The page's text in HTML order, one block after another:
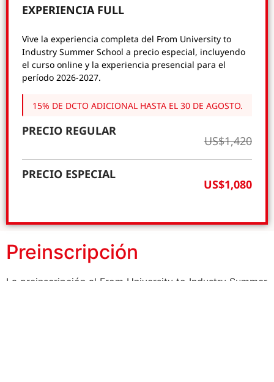
EXPERIENCIA FULL
Vive la experiencia completa del From University to
Industry Summer School a precio especial, incluyendo
el curso online y la experiencia presencial para el
período 2026-2027.
15% DE DCTO ADICIONAL HASTA EL 30 DE AGOSTO.
PRECIO REGULAR
US$1,420
PRECIO ESPECIAL
US$1,080
Preinscripción
La preinscripción al From University to Industry Summer